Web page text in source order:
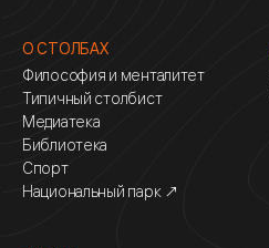
О СТОЛБАХ
Философия и менталитет
Типичный столбист
Медиатека
Библиотека
Спорт
Национальный парк ↗